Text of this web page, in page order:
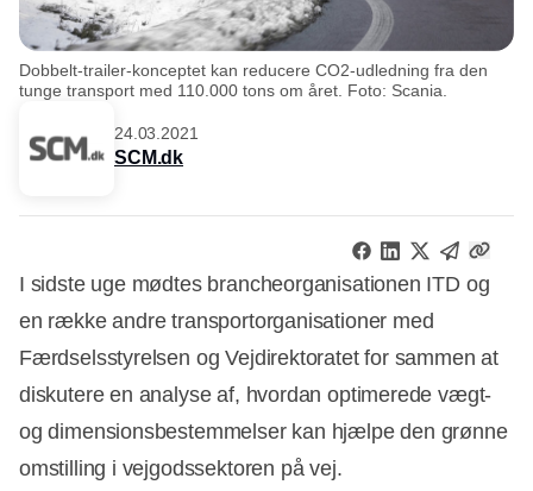
Dobbelt-trailer-konceptet kan reducere CO2-udledning fra den
tunge transport med 110.000 tons om året. Foto: Scania.
24.03.2021
SCM.dk
I sidste uge mødtes brancheorganisationen ITD og
en række andre transportorganisationer med
Færdselsstyrelsen og Vejdirektoratet for sammen at
diskutere en analyse af, hvordan optimerede vægt-
og dimensionsbestemmelser kan hjælpe den grønne
omstilling i vejgodssektoren på vej.